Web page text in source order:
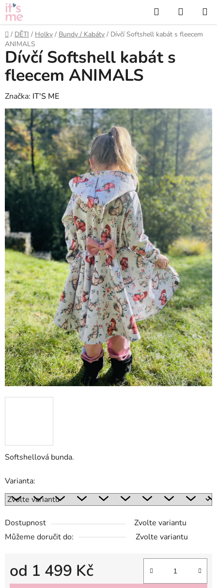
Přejít
na
obsah
Hledat
KOŠÍK
Domů
/ DĚTI / Holky / Bundy / Kabáty / Dívčí Softshell kabát s fleecem
ANIMALS
Softshellová bunda.
Varianta:
Dostupnost
Zvolte variantu
Můžeme doručit do:
Zvolte variantu
od 1 499 Kč
Dívčí Softshell kabát s
fleecem ANIMALS
Značka: IT'S ME